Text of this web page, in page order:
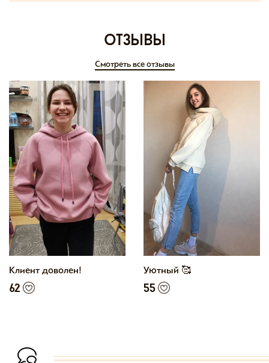
отзывы
Смотреть все отзывы
Клиент доволен!
62
Уютный 🥰
55